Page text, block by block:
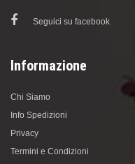
Seguici su facebook
Informazione
Chi Siamo
Info Spedizioni
Privacy
Termini e Condizioni